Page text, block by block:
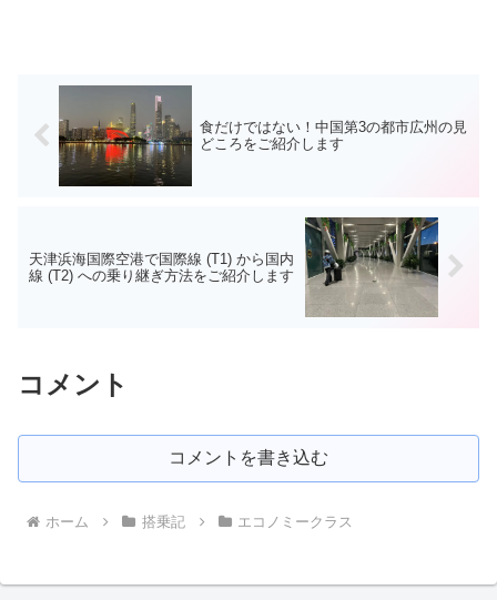
食だけではない！中国第3の都市広州の見
どころをご紹介します
天津浜海国際空港で国際線 (T1) から国内
線 (T2) への乗り継ぎ方法をご紹介します
コメント
コメントを書き込む
ホーム 搭乗記 エコノミークラス